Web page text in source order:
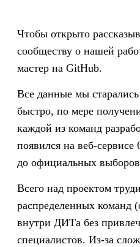
Чтобы открыто
сообществу о нашей
мастер на GitHub.
Все данные мы
быстро, по мере
каждой из команд
появился на веб-
до официальных
Всего над проектом
распределенных команд
внутри ДИТа без
специалистов. Из-за